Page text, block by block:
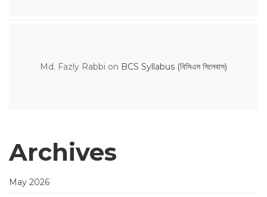
Md. Fazly Rabbi on BCS Syllabus (বিসিএস সিলেবাস)
Archives
May 2026